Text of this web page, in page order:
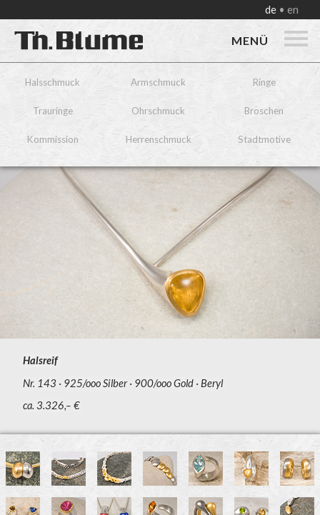
de en
MENÜ
Halsschmuck Armschmuck Ringe
Trauringe Ohrschmuck Broschen
Kommission Herrenschmuck Stadtmotive
Halsreif
Nr. 143
925/ooo Silber 900/ooo Gold
Beryl
ca. 3.326,– €